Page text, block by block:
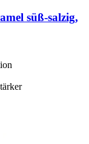
süß-​salzig,